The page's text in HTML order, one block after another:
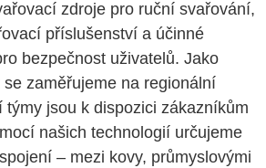
zdroje pro ruční svařování,
příslušenství a účinné
bezpečnost uživatelů. Jako
zaměřujeme na regionální
jsou k dispozici zákazníkům
našich technologií určujeme
– mezi kovy, průmyslovými